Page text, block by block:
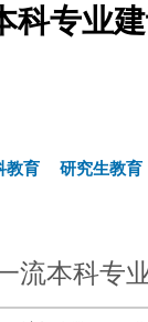
科专业
教育 研究生教育
流本科专